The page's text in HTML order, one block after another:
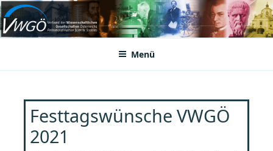
Zum
Inhalt
springenVWGÖ
Federation of Austrian Scientific Societies
Menü
Festtagswünsche VWGÖ
2021